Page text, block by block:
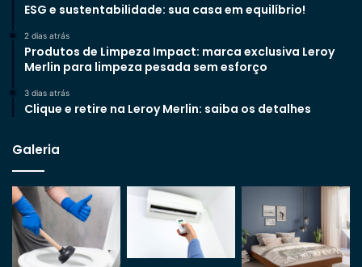
ESG e sustentabilidade: sua casa em equilíbrio!
2 dias atrás
Produtos de Limpeza Impact: marca exclusiva Leroy
Merlin para limpeza pesada sem esforço
3 dias atrás
Clique e retire na Leroy Merlin: saiba os detalhes
Galeria